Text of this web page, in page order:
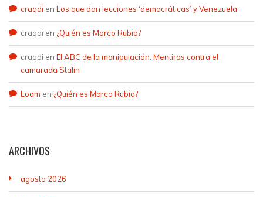
craqdi en Los que dan lecciones ‘democráticas’ y Venezuela
craqdi en ¿Quién es Marco Rubio?
craqdi en El ABC de la manipulación. Mentiras contra el
camarada Stalin
Loam en ¿Quién es Marco Rubio?
ARCHIVOS
agosto 2026